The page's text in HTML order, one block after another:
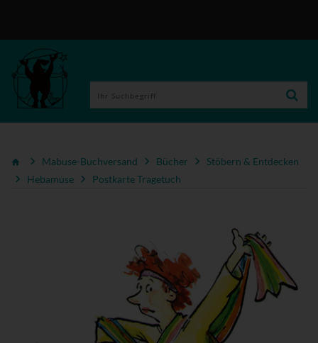
Mabuse-Buchversand Bücher
Stöbern & Entdecken
Hebamuse
Postkarte Tragetuch